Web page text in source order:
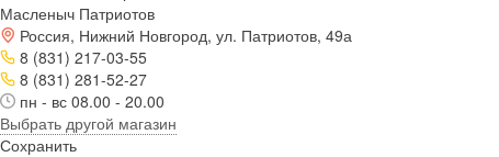
Масленыч Патриотов
Россия, Нижний Новгород, ул. Патриотов, 49а
8 (831) 217-03-55
8 (831) 281-52-27
пн - вс 08.00 - 20.00
Выбрать другой магазин
Сохранить